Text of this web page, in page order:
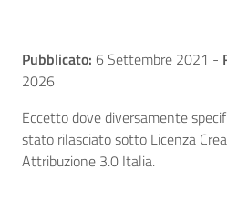
Pubblicato: 6 Settembre 2021 -
2026
Eccetto dove diversamente
stato rilasciato sotto Licenza
Attribuzione 3.0 Italia.